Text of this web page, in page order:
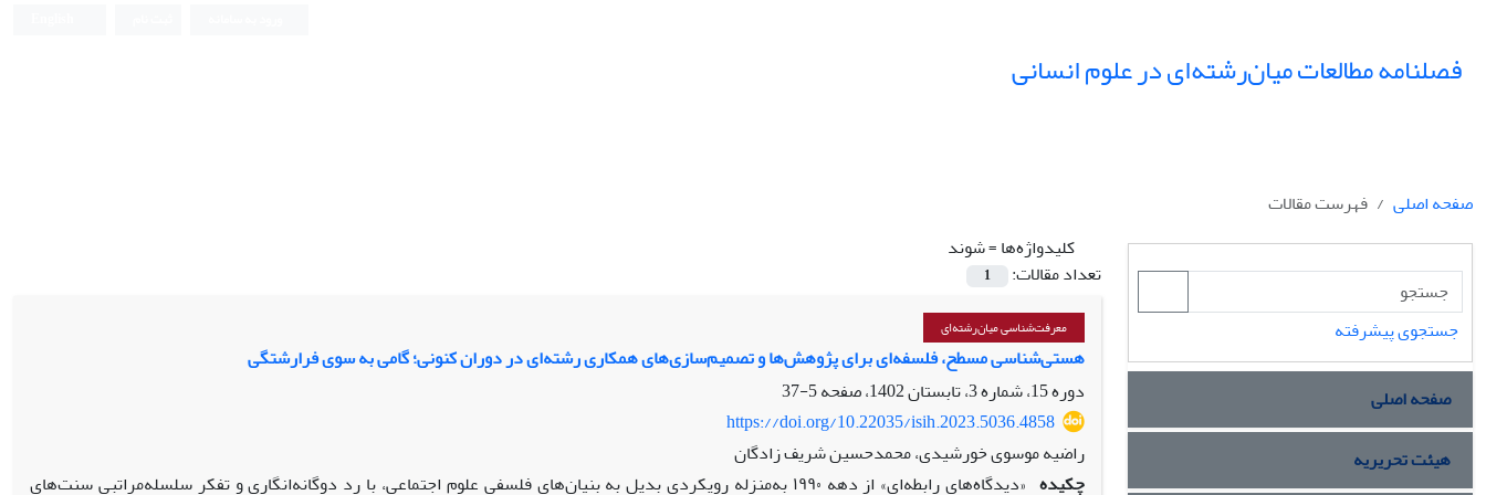
فصلنامه مطالعات میان‌رشته‌ای در علوم انسانی
صفحه اصلی
فهرست مقالات
کلیدواژه‌ها =شوند
تعداد مقالات:
1
معرفت‌شناسی میان‌رشته‌ای
هستی‌شناسی مسطح، فلسفه‌ای برای پژوهش‌ها و تصمیم‌سازی‌های همکاری رشته‌ای در دوران کنونی؛ گامی به سوی فرارشتگی
دوره 15، شماره 3، تابستان 1402، صفحه
5-37
https://doi.org/10.22035/isih.2023.5036.4858
راضیه موسوی خورشیدی، محمدحسین شریف زادگان
چکیده
«دیدگاه‌های رابطه‌ای» از دهه ۱۹۹۰ به‌منزله رویکردی بدیل به بنیان‌های فلسفی علوم اجتماعی، با رد دوگانه‌انگاری و تفکر سلسله‌مراتبی سنت‌های
جستجوی پیشرفته
صفحه اصلی
هیئت تحریریه